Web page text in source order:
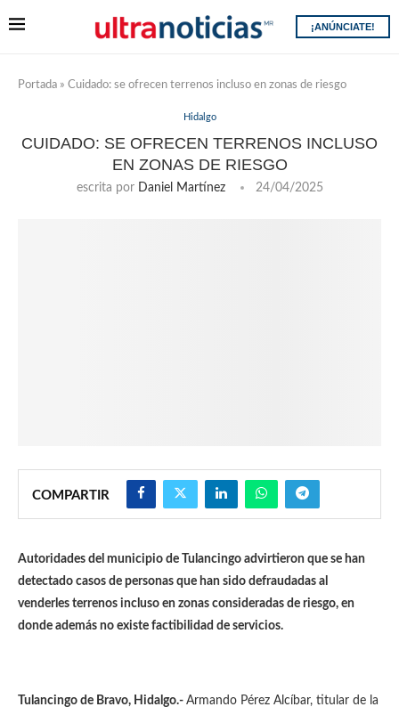
¡ANÚNCIATE!
Portada » Cuidado: se ofrecen terrenos incluso en zonas de riesgo
Hidalgo
CUIDADO: SE OFRECEN TERRENOS INCLUSO
EN ZONAS DE RIESGO
escrita por Daniel Martínez 24/04/2025
COMPARTIR
Autoridades del municipio de Tulancingo advirtieron que se han
detectado casos de personas que han sido defraudadas al
venderles terrenos incluso en zonas consideradas de riesgo, en
donde además no existe factibilidad de servicios.
Tulancingo de Bravo, Hidalgo.- Armando Pérez Alcíbar, titular de la